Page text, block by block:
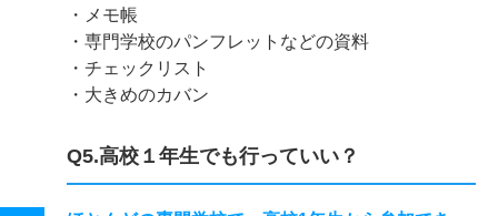
・メモ帳
・専門学校のパンフレットなどの資料
・チェックリスト
・大きめのカバン
Q5.高校１年生でも行っていい？